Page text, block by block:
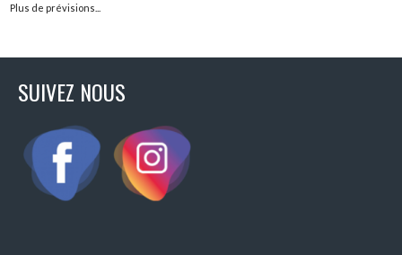
Plus de prévisions...
SUIVEZ NOUS